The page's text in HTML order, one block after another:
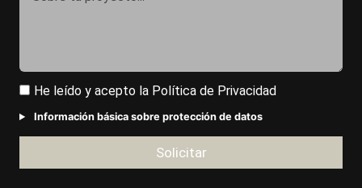
He leído y acepto la Política de Privacidad
Información básica sobre protección de datos
Solicitar